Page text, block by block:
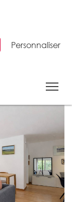
Personnaliser